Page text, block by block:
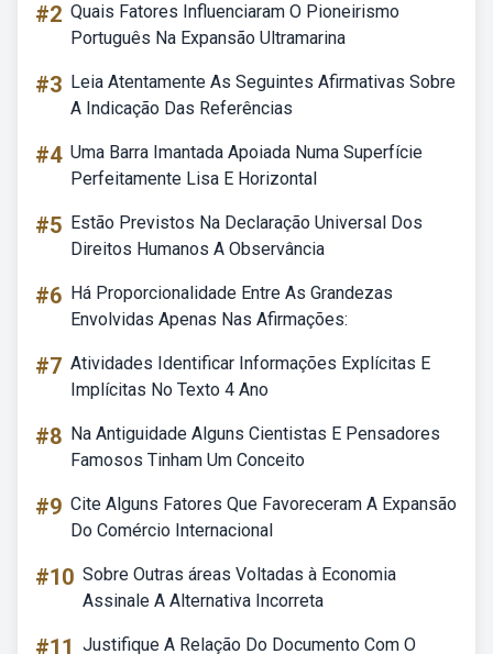
#2 Quais Fatores Influenciaram O Pioneirismo
Português Na Expansão Ultramarina
#3 Leia Atentamente As Seguintes Afirmativas Sobre
A Indicação Das Referências
#4 Uma Barra Imantada Apoiada Numa Superfície
Perfeitamente Lisa E Horizontal
#5 Estão Previstos Na Declaração Universal Dos
Direitos Humanos A Observância
#6 Há Proporcionalidade Entre As Grandezas
Envolvidas Apenas Nas Afirmações:
#7 Atividades Identificar Informações Explícitas E
Implícitas No Texto 4 Ano
#8 Na Antiguidade Alguns Cientistas E Pensadores
Famosos Tinham Um Conceito
#9 Cite Alguns Fatores Que Favoreceram A Expansão
Do Comércio Internacional
#10 Sobre Outras áreas Voltadas à Economia
Assinale A Alternativa Incorreta
#11 Justifique A Relação Do Documento Com O